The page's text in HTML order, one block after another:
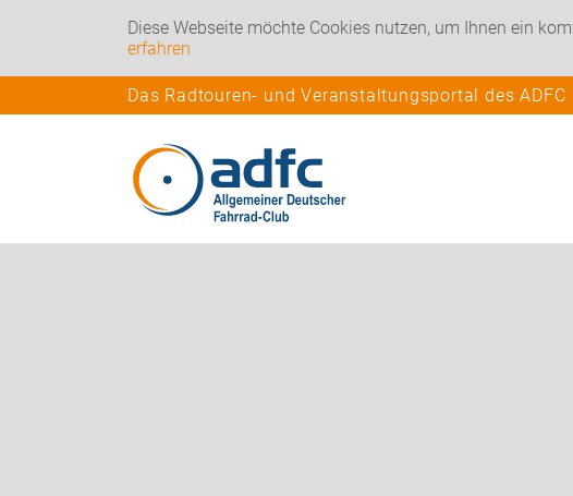
Diese Webseite möchte Cookies nutzen, um Ihnen ein
erfahren
Das Radtouren- und Veranstaltungsportal des ADFC